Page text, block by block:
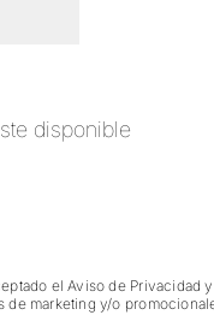
disponible
el Aviso de Privacidad y
marketing y/o